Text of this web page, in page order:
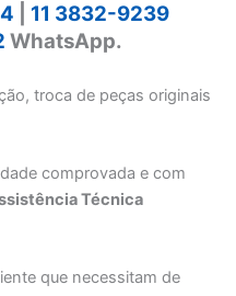
11 3832-9239
WhatsApp.
troca de peças originais
comprovada e com
Técnica
que necessitam de